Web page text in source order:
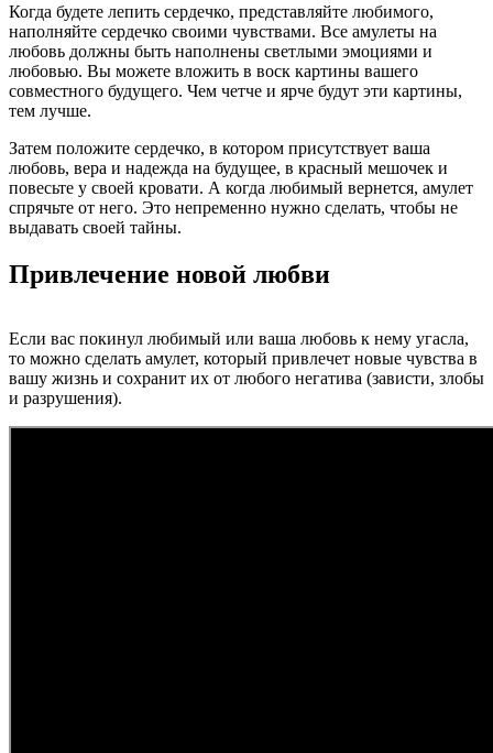
Когда будете лепить сердечко, представляйте любимого,
наполняйте сердечко своими чувствами. Все амулеты на
любовь должны быть наполнены светлыми эмоциями и
любовью. Вы можете вложить в воск картины вашего
совместного будущего. Чем четче и ярче будут эти картины,
тем лучше.
Затем положите сердечко, в котором присутствует ваша
любовь, вера и надежда на будущее, в красный мешочек и
повесьте у своей кровати. А когда любимый вернется, амулет
спрячьте от него. Это непременно нужно сделать, чтобы не
выдавать своей тайны.
Привлечение новой любви
Если вас покинул любимый или ваша любовь к нему угасла,
то можно сделать амулет, который привлечет новые чувства в
вашу жизнь и сохранит их от любого негатива (зависти, злобы
и разрушения).